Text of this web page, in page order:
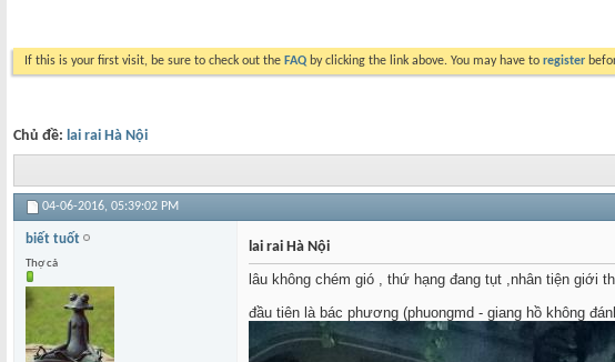
If this is your first visit, be sure to check out the FAQ by clicking the link above. You may have to register
Chủ đề: lai rai Hà Nội
04-06-2016, 05:39:02 PM
biết tuốt
Thợ cả
lai rai Hà Nội
lâu không chém gió , thứ hạng đang tụt ,nhân tiện giới
đầu tiên là bác phương (phuongmd - giang hồ không